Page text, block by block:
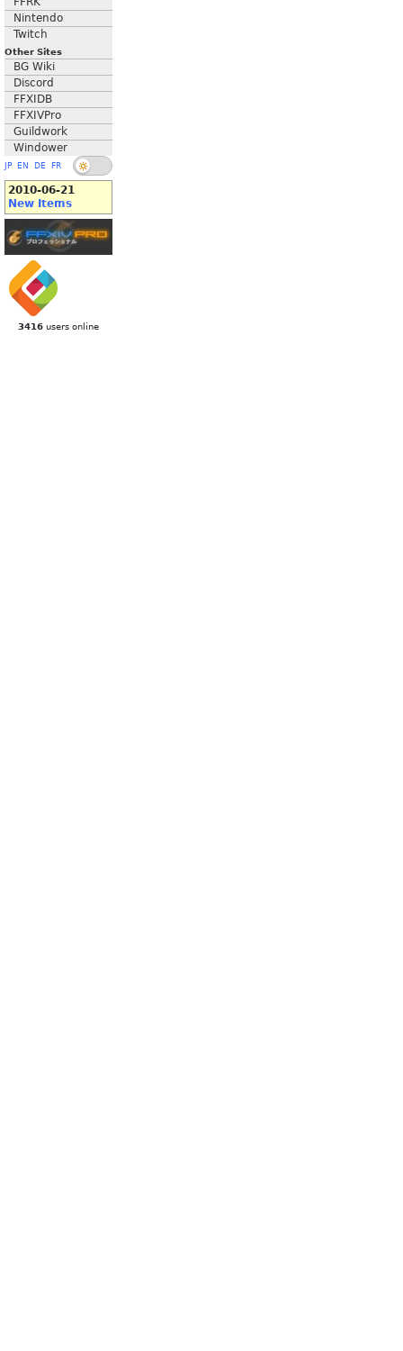
Nintendo
Twitch
Other Sites
BG Wiki
Discord
FFXIDB
FFXIVPro
Guildwork
Windower
JP EN DE FR
2010-06-21
New Items
3416 users online